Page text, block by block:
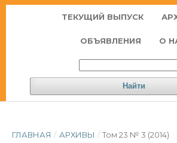
ТЕКУЩИЙ ВЫПУСК
ОБЪЯВЛЕНИЯ О
Найти
ГЛАВНАЯ / АРХИВЫ / Том 23 № 3 (2014)